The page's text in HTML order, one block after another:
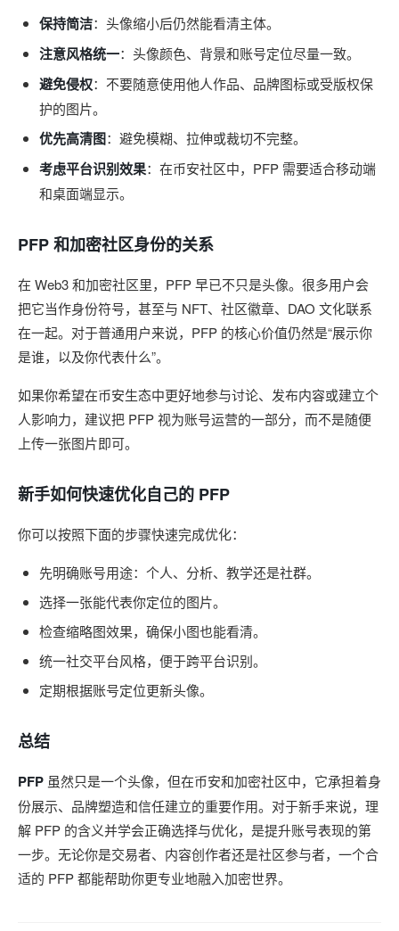
保持简洁：头像缩小后仍然能看清主体。
注意风格统一：头像颜色、背景和账号定位尽量一致。
避免侵权：不要随意使用他人作品、品牌图标或受版权保
护的图片。
优先高清图：避免模糊、拉伸或裁切不完整。
考虑平台识别效果：在币安社区中，PFP 需要适合移动端
和桌面端显示。
PFP 和加密社区身份的关系
在 Web3 和加密社区里，PFP 早已不只是头像。很多用户会
把它当作身份符号，甚至与 NFT、社区徽章、DAO 文化联系
在一起。对于普通用户来说，PFP 的核心价值仍然是“展示你
是谁，以及你代表什么”。
如果你希望在币安生态中更好地参与讨论、发布内容或建立个
人影响力，建议把 PFP 视为账号运营的一部分，而不是随便
上传一张图片即可。
新手如何快速优化自己的 PFP
你可以按照下面的步骤快速完成优化：
先明确账号用途：个人、分析、教学还是社群。
选择一张能代表你定位的图片。
检查缩略图效果，确保小图也能看清。
统一社交平台风格，便于跨平台识别。
定期根据账号定位更新头像。
总结
PFP 虽然只是一个头像，但在币安和加密社区中，它承担着身
份展示、品牌塑造和信任建立的重要作用。对于新手来说，理
解 PFP 的含义并学会正确选择与优化，是提升账号表现的第
一步。无论你是交易者、内容创作者还是社区参与者，一个合
适的 PFP 都能帮助你更专业地融入加密世界。